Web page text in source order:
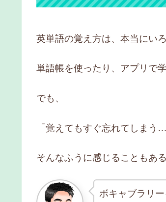
英単語の覚え方は、本当にい
単語帳を使ったり、アプリで
でも、
「覚えてもすぐ忘れてしま
そんなふうに感じることもあ
ボキャブラリー